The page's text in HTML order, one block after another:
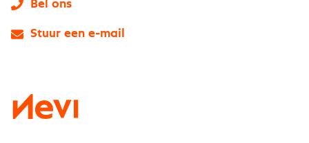
Bel ons
Stuur een e-mail